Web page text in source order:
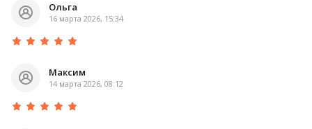
Ольга
16 марта 2026, 15:34
Максим
14 марта 2026, 08:12